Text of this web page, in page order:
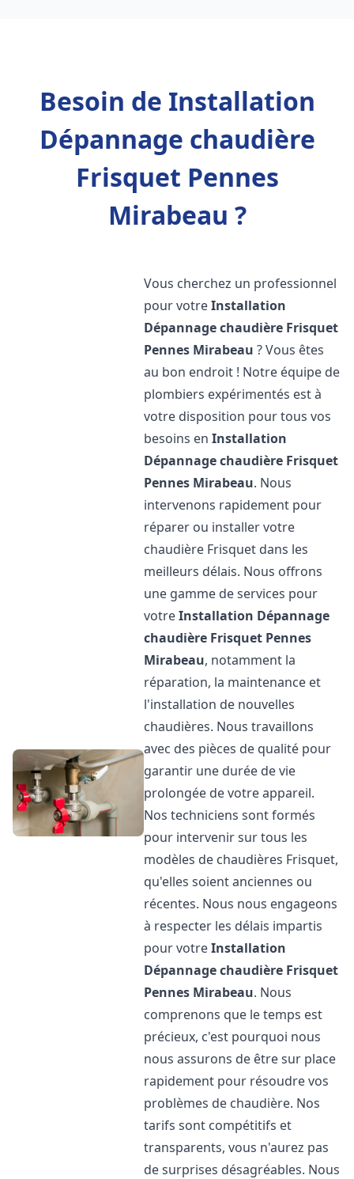
Besoin de Installation
Dépannage chaudière
Frisquet Pennes
Mirabeau ?
Vous cherchez un professionnel
pour votreInstallation
Dépannage chaudière Frisquet
Pennes Mirabeau ? Vous êtes
au bon endroit ! Notre équipe de
plombiers expérimentés est à
votre disposition pour tous vos
besoins enInstallation
Dépannage chaudière Frisquet
Pennes Mirabeau. Nous
intervenons rapidement pour
réparer ou installer votre
chaudière Frisquet dans les
meilleurs délais. Nous offrons
une gamme de services pour
votreInstallation Dépannage
chaudière Frisquet Pennes
Mirabeau, notamment la
réparation, la maintenance et
l'installation de nouvelles
chaudières. Nous travaillons
avec des pièces de qualité pour
garantir une durée de vie
prolongée de votre appareil.
Nos techniciens sont formés
pour intervenir sur tous les
modèles de chaudières Frisquet,
qu'elles soient anciennes ou
récentes. Nous nous engageons
à respecter les délais impartis
pour votreInstallation
Dépannage chaudière Frisquet
Pennes Mirabeau. Nous
comprenons que le temps est
précieux, c'est pourquoi nous
nous assurons de être sur place
rapidement pour résoudre vos
problèmes de chaudière. Nos
tarifs sont compétitifs et
transparents, vous n'aurez pas
de surprises désagréables. Nous